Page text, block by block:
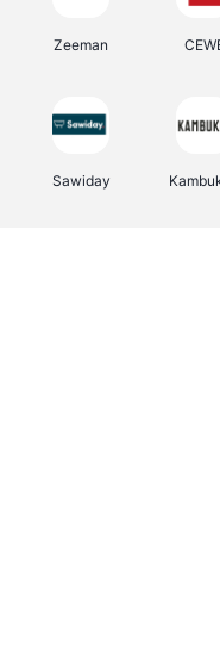
Zeeman
Sawiday